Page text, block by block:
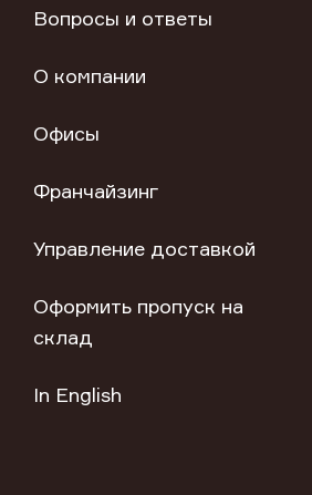
Вопросы и ответы
О компании
Офисы
Франчайзинг
Управление доставкой
Оформить пропуск на
склад
In English